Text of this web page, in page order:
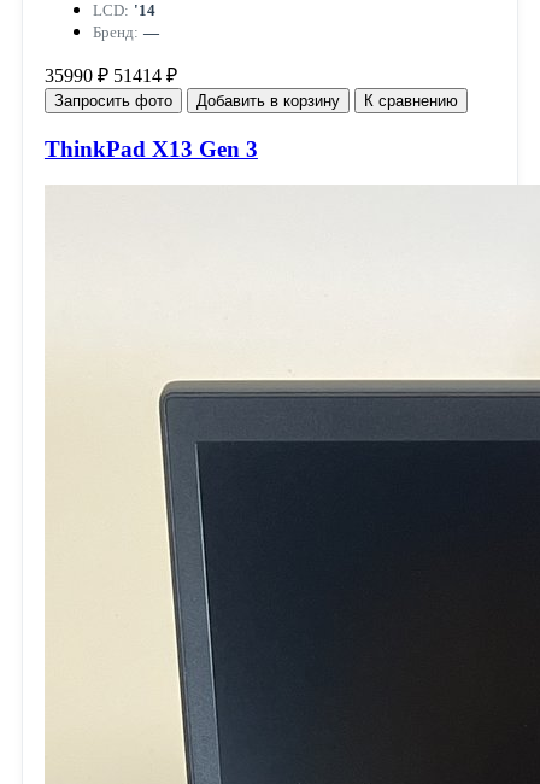
LCD: '14
Бренд: —
35990 ₽ 51414 ₽
Запросить фото Добавить в корзину К сравнению
ThinkPad X13 Gen 3